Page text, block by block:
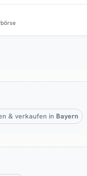
& verkaufen in Bayern